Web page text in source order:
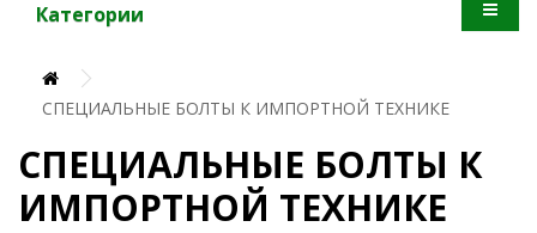
Категории
СПЕЦИАЛЬНЫЕ БОЛТЫ К ИМПОРТНОЙ ТЕХНИКЕ
СПЕЦИАЛЬНЫЕ БОЛТЫ К
ИМПОРТНОЙ ТЕХНИКЕ